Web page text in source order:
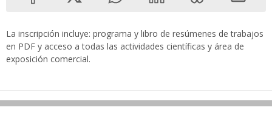
La inscripción incluye: programa y libro de resúmenes de trabajos
en PDF y acceso a todas las actividades científicas y área de
exposición comercial.